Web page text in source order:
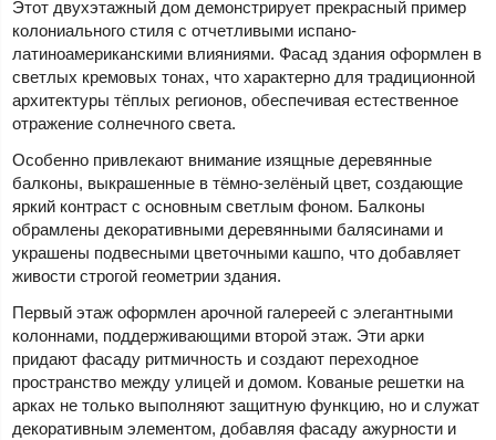
Этот двухэтажный дом демонстрирует прекрасный пример
колониального стиля с отчетливыми испано-
латиноамериканскими влияниями. Фасад здания оформлен в
светлых кремовых тонах, что характерно для традиционной
архитектуры тёплых регионов, обеспечивая естественное
отражение солнечного света.
Особенно привлекают внимание изящные деревянные
балконы, выкрашенные в тёмно-зелёный цвет, создающие
яркий контраст с основным светлым фоном. Балконы
обрамлены декоративными деревянными балясинами и
украшены подвесными цветочными кашпо, что добавляет
живости строгой геометрии здания.
Первый этаж оформлен арочной галереей с элегантными
колоннами, поддерживающими второй этаж. Эти арки
придают фасаду ритмичность и создают переходное
пространство между улицей и домом. Кованые решетки на
арках не только выполняют защитную функцию, но и служат
декоративным элементом, добавляя фасаду ажурности и